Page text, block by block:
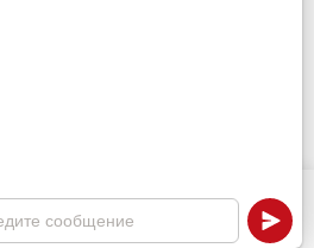
Калькулятор Чат
ПРОДУКЦИЯ
силовой защиты